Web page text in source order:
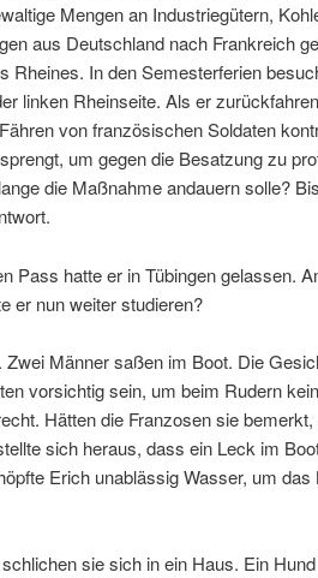
Mengen an Industriegütern,
aus Deutschland nach Frankreich
Rheines. In den Semesterferien
linken Rheinseite. Als er
von französischen Soldaten
um gegen die Besatzung zu
die Maßnahme andauern solle?
Pass hatte er in Tübingen gelassen.
er nun weiter studieren?
Männer saßen im Boot. Die
vorsichtig sein, um beim Rudern
Hätten die Franzosen sie
sich heraus, dass ein Leck im
Erich unablässig Wasser, um das
sie sich in ein Haus. Ein